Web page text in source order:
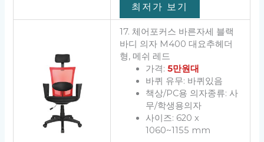
최저가 보기
17. 체어포커스 바른자세 블랙
바디 의자 M400 대요추헤더
형, 메쉬 레드
가격: 5만원대
바퀴 유무: 바퀴있음
책상/PC용 의자종류: 사
무/학생용의자
사이즈: 620 x
1060~1155 mm